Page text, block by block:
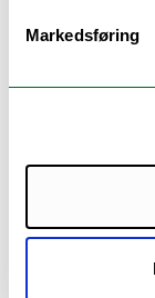
Markedsføring
13
Online:8 June